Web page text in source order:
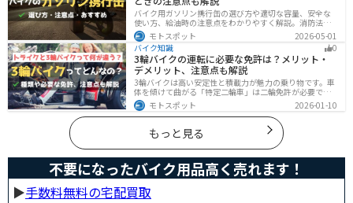
バイク用ガソリン携行缶の選び方や適切な容量、安全な
使い方、給油時の注意点をわかりやすく解説。消防法適
合品の見分け方や保管・圧力調整のコツ、スタンドでの
給油ルールまで網羅し、ツーリング時のガス欠対策をサ
ポート。SOTOやKIJIMAなどおすすめ携行缶も紹介しま
す。
モトスポット
2026-05-01
バイク知識
0
3輪バイクの運転に必要な免許は？メリット・
デメリット、注意点も解説
3輪バイクは高い安定性と積載力が魅力の乗り物です。車
体を傾けて曲がる「特定二輪車」は二輪免許が必要です
が、自立する「トライク」は普通自動車免許で運転で
き、ヘルメット着用も任意です。維持費はバイク並みです
が、運転特性や駐車ルールは車種により異なるため、事
前の確認が大切です。
モトスポット 2026-01-10
もっと見る
不要になったバイク用品高く売れます！
▶︎手数料無料の宅配買取